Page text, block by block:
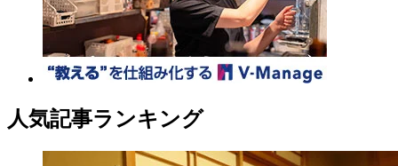
人気記事ランキング